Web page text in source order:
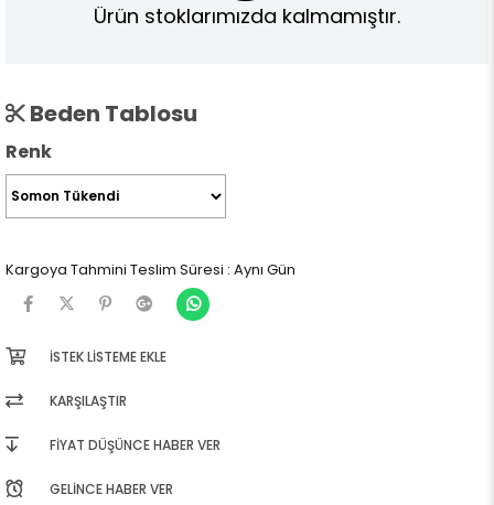
Ürün stoklarımızda kalmamıştır.
Beden Tablosu
Renk
Kargoya Tahmini Teslim Süresi : Aynı Gün
İSTEK LISTEME EKLE
KARŞILAŞTIR
FIYAT DÜŞÜNCE HABER VER
GELINCE HABER VER